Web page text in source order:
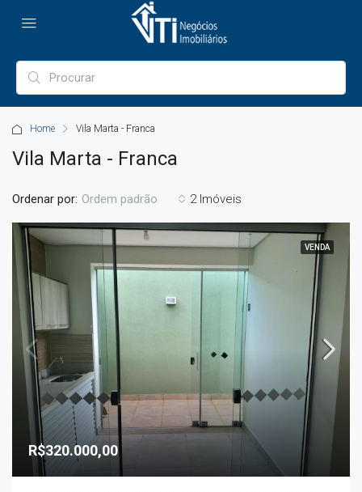
Home Vila Marta - Franca
Vila Marta - Franca
2 Imóveis
Ordenar por: Ordem padrão
VENDA
R$320.000,00